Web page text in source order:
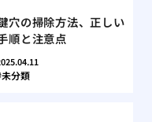
穴の掃除方法、正しい
順と注意点
未分類